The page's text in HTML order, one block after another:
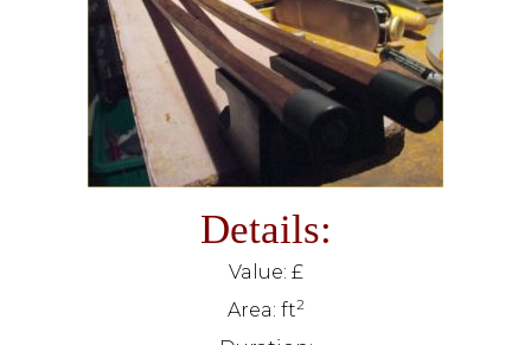
Details:
Value: £
Area: ft2